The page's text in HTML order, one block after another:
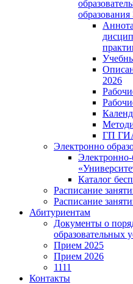
2026
ГП
Электронно
Электронно-
Каталог
Расписание
Расписание
Абитуриентам
Документы о
образовательных
Прием 2025
Прием 2026
1111
Контакты